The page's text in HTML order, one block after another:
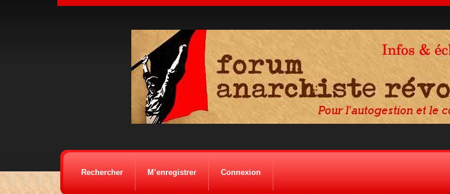
Rechercher M’enregistrer Connexion